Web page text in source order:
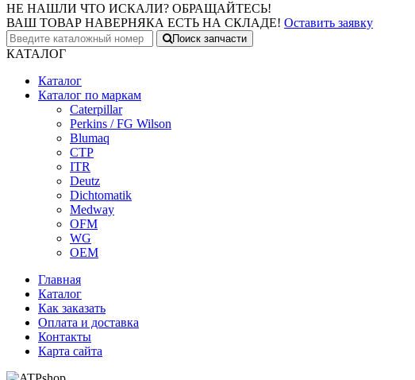
НЕ НАШЛИ ЧТО ИСКАЛИ? ОБРАЩАЙТЕСЬ!
ВАШ ТОВАР НАВЕРНЯКА ЕСТЬ НА СКЛАДЕ! Оставить заявку
Поиск запчасти
КАТАЛОГ
Каталог
Каталог по маркам
Caterpillar
Perkins / FG Wilson
Blumaq
CTP
ITR
Deutz
Dichtomatik
Medway
OFM
WG
OEM
Главная
Каталог
Как заказать
Оплата и доставка
Контакты
Карта сайта